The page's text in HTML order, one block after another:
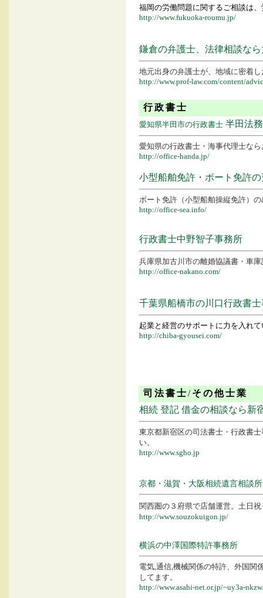
福岡の労働問題に関するご相談は
http://www.fukuoka-roumu.jp/
鎌倉の弁護士、法律相談な
地元出身の弁護士が、地域に密着
http://www.prof-law.com/content/
行政書士
愛知県半田市の行政書士 半田法
愛知県の行政書士・海事代理士な
http://office-handa.jp/
小型船舶免許・ボート免許
ボート免許（小型船舶操縦免許）
http://office-sea.info/
行政書士中野智子事務所
兵庫県加古川市の離婚協議書・車
http://office-nakano.com/
千葉県船橋市の川口行政書
起業と経営のサポートに力を入れ
http://chiba-gyousei.com/
司法書士/その他士業
相続 登記 借金の相談なら新
東京都新宿区の司法書士・行政書
い。
http://www.sgho.jp
京都・滋賀・大阪相続遺言相談所
関西圏の３府県で店舗運営。土日
http://www.souzokuigon.jp/
横浜の中澤国際特許事務所
電気,通信,機械関係の特許、外国関
してます。
http://www.asahi-net.or.jp/~uy3a-